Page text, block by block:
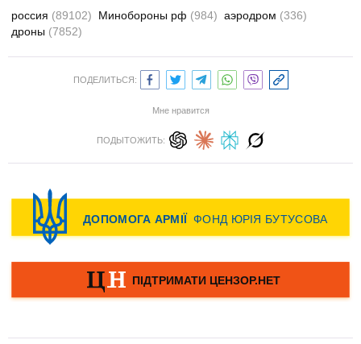
россия (89102) Минобороны рф (984) аэродром (336)
дроны (7852)
ПОДЕЛИТЬСЯ:
Мне нравится
ПОДЫТОЖИТЬ: